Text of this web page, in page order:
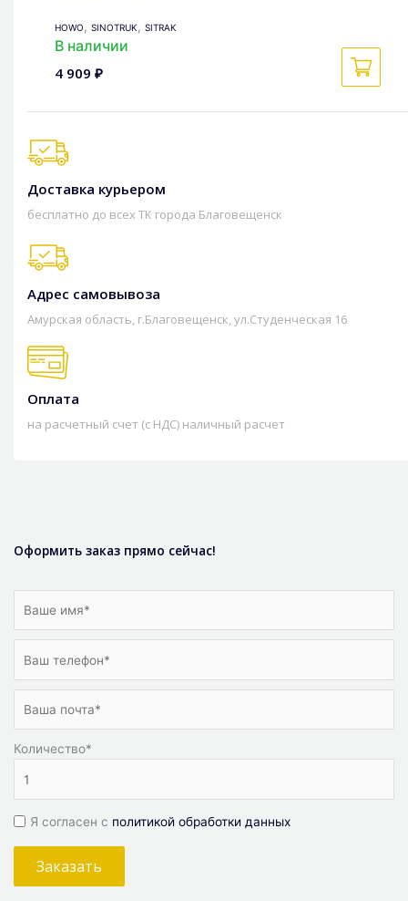
HOWO , SINOTRUK , SITRAK
В наличии
4 909 ₽
Доставка курьером
бесплатно до всех ТК города Благовещенск
Адрес самовывоза
Амурская область, г.Благовещенск, ул.Студенческая 16
Оплата
на расчетный счет (с НДС) наличный расчет
Оформить заказ прямо сейчас!
Количество*
Я согласен с политикой обработки данных
Заказать